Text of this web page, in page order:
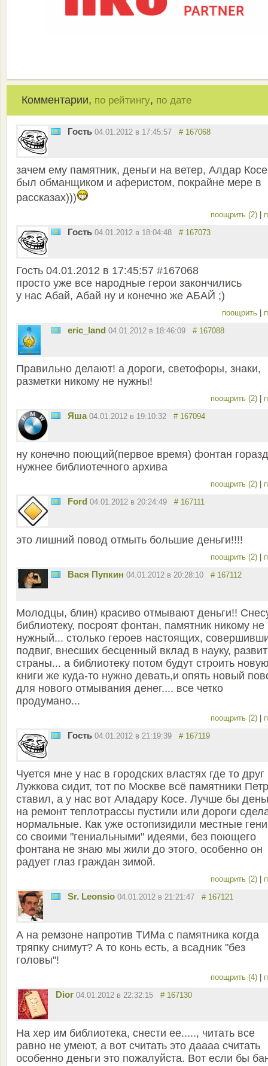
Комментарии, по рейтингу, по дате
Гость 04.01.2012 в 17:45:57 # 167068
зачем ему памятник, деньги на ветер, Алдар Косе
был обманщиком и аферистом, покрайне мере в
рассказах)))
поощрить (2)
Гость 04.01.2012 в 18:04:48 # 167073
Гость 04.01.2012 в 17:45:57 #167068
просто уже все народные герои закончились
у нас Абай, Абай ну и конечно же АБАЙ ;)
поощрить
eric_land 04.01.2012 в 18:46:09 # 167088
Правильно делают! а дороги, светофоры, знаки,
разметки никому не нужны!
поощрить (2)
Яша 04.01.2012 в 19:10:32 # 167094
ну конечно поющий(первое время) фонтан
нужнее библиотечного архива
поощрить (2)
Ford 04.01.2012 в 20:24:49 # 167111
это лишний повод отмыть большие деньги!!!!
поощрить (2)
Вася Пупкин 04.01.2012 в 20:28:10 # 167112
Молодцы, блин) красиво отмывают деньги!!
библиотеку, посроят фонтан, памятник никому не
нужный... столько героев настоящих,
подвиг, внесших бесценный вклад в науку,
страны... а библиотеку потом будут строить
книги же куда-то нужно девать,и опять новый
для нового отмывания денег.... все четко
продумано...
поощрить (2)
Гость 04.01.2012 в 21:19:39 # 167119
Чуется мне у нас в городских властях где то друг
Лужкова сидит, тот по Москве всё памятники
ставил, а у нас вот Аладару Косе. Лучше бы
на ремонт теплотрассы пустили или дороги
нормальные. Как уже остопизидили местные
со своими "гениальными" идеями, без поющего
фонтана не знаю мы жили до этого, особенно он
радует глаз граждан зимой.
поощрить (2)
Sr. Leonsio 04.01.2012 в 21:21:47 # 167121
А на ремзоне напротив ТИМа с памятника когда
тряпку снимут? А то конь есть, а всадник "без
головы"!
поощрить (4)
Dior 04.01.2012 в 22:32:15 # 167130
На хер им библиотека, снести ее....., читать все
равно не умеют, а вот считать это даааа считать
особенно деньги это пожалуйста. Вот если бы